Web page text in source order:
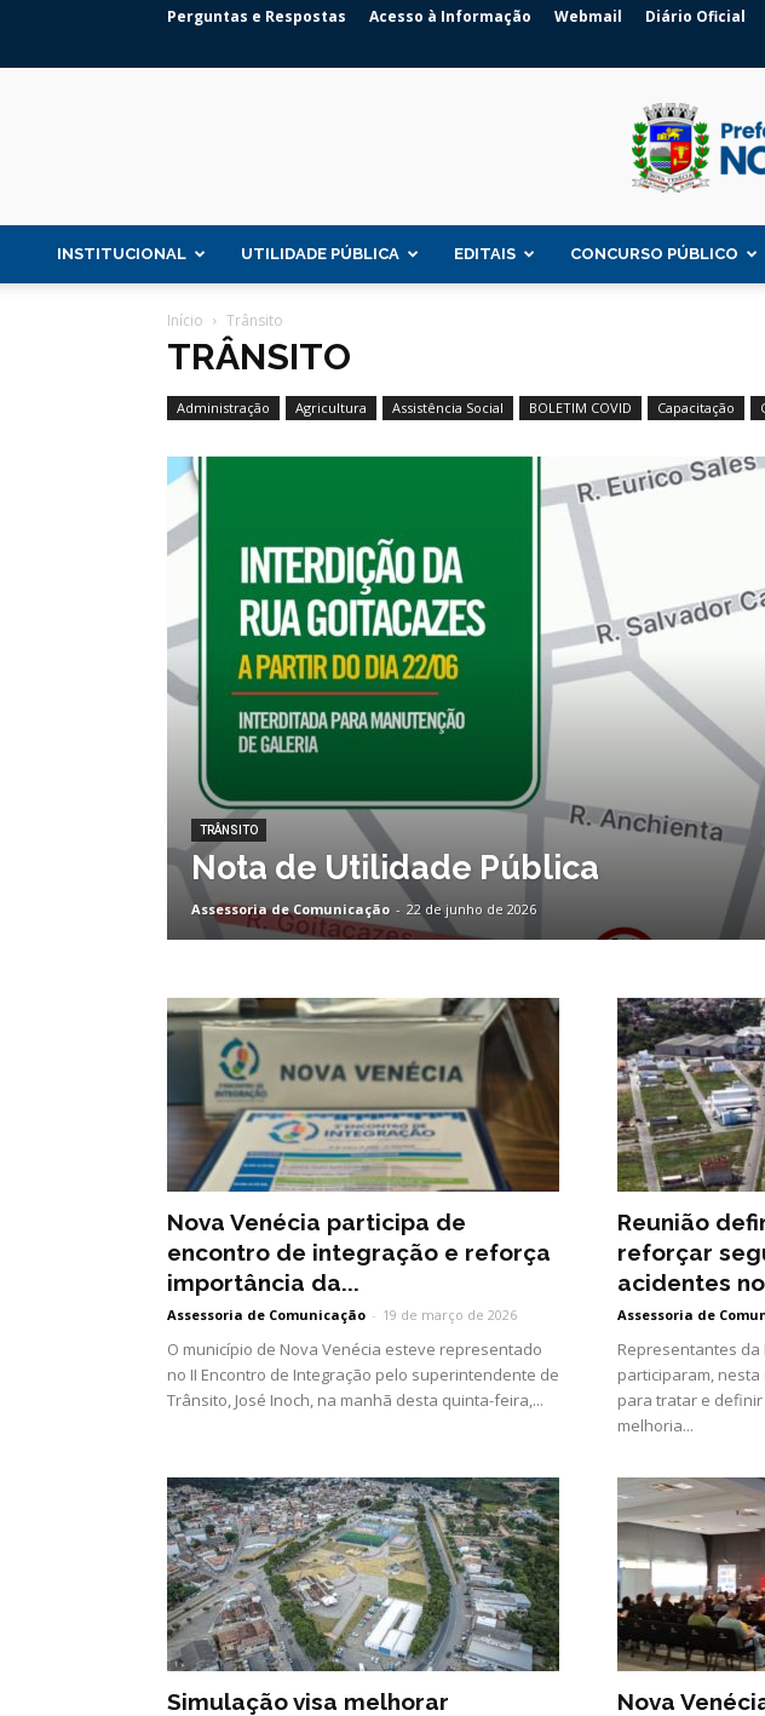
Perguntas e Respostas Acesso à Informação Webmail Diário Oficial
INSTITUCIONAL UTILIDADE PÚBLICA EDITAIS CONCURSO PÚBLICO
Início Trânsito
TRÂNSITO
Administração Agricultura Assistência Social BOLETIM COVID Capacitação
TRÂNSITO
Nota de Utilidade Pública
Assessoria de Comunicação - 22 de junho de 2026
Nova Venécia participa de
encontro de integração e reforça
importância da...
Assessoria de Comunicação - 19 de março de 2026
O município de Nova Venécia esteve representado
no II Encontro de Integração pelo superintendente de
Trânsito, José Inoch, na manhã desta quinta-feira,...
Reunião
reforçar
acidentes
Assessoria de
Representantes
participaram,
para tratar e
melhoria...
Simulação visa melhorar
Nova